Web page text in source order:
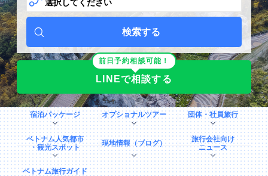
前日予約相談可能！
LINEで相談する
宿泊パッケージ オプショナルツアー 団体・社員旅行
ベトナム人気都市
・観光スポット
現地情報（ブログ）
旅行会社向け
ニュース
ベトナム旅行ガイド